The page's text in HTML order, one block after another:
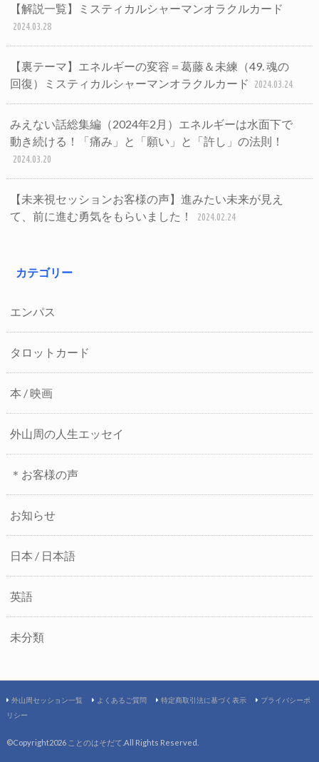
【解説一覧】ミスティカルシャーマンオラクルカード
2024.03.28
【裏テーマ】エネルギーの変容＝葛藤＆未練（49. 魂の
回復）ミスティカルシャーマンオラクルカード
2024.03.24
みえない話総集編（2024年2月）エネルギーは水面下で
動き続ける！「痛み」と「願い」と「許し」の法則！
2024.03.20
【未来視セッションお客様の声】進みたい未来が見え
て、前に進む勇気をもらいました！
2024.02.24
カテゴリー
エンパス
タロットカード
本 / 映画
外山周の人生エッセイ
＊お客様の声
お知らせ
日本 / 日本語
英語
未分類
外山周セッション一覧 よくあるご質問 特定商取引法に基づく表示
プライバシーポ
リシー
©Copyright2026 ことのはそだて .All Rights Reserved.